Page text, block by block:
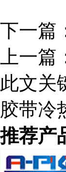
下一篇
上一篇
此文关
胶带冷
推荐产